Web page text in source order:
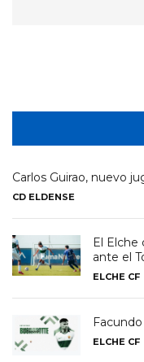
Carlos Guirao, nuevo
CD ELDENSE
El Elche
ante el
ELCHE CF
ELCHE CF